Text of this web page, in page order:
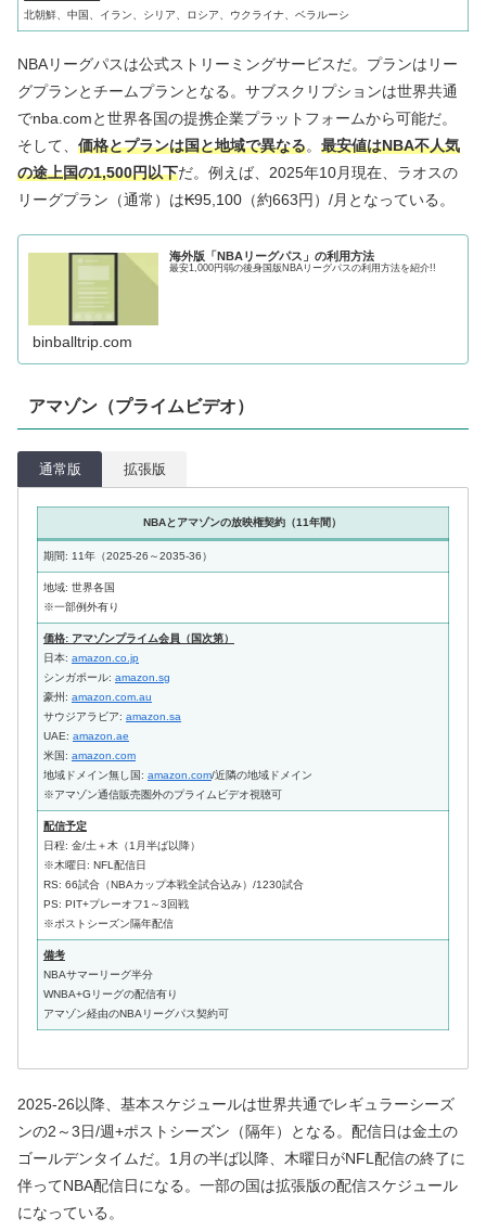
北朝鮮、中国、イラン、シリア、ロシア、ウクライナ、ベラルーシ
NBAリーグパスは公式ストリーミングサービスだ。プランはリー
グプランとチームプランとなる。サブスクリプションは世界共通
でnba.comと世界各国の提携企業プラットフォームから可能だ。
そして、 価格とプランは国と地域で異なる。 最安値はNBA不人気
の途上国の1,500円以下だ。例えば、2025年10月現在、ラオスの
リーグプラン（通常）は₭95,100（約663円）/月となっている。
海外版「NBAリーグパス」の利用方法
最安1,000円弱の後身国版NBAリーグパスの利用方法を紹介!!
binballtrip.com
アマゾン（プライムビデオ）
通常版 拡張版
NBAとアマゾンの放映権契約（11年間）
期間: 11年（2025-26～2035-36）
地域: 世界各国
※一部例外有り
価格: アマゾンプライム会員（国次第）
日本: amazon.co.jp
シンガポール: amazon.sg
豪州: amazon.com.au
サウジアラビア: amazon.sa
UAE: amazon.ae
米国: amazon.com
地域ドメイン無し国: amazon.com/近隣の地域ドメイン
※アマゾン通信販売圏外のプライムビデオ視聴可
配信予定
日程: 金/土＋木（1月半ば以降）
※木曜日: NFL配信日
RS: 66試合（NBAカップ本戦全試合込み）/1230試合
PS: PIT+プレーオフ1～3回戦
※ポストシーズン隔年配信
備考
NBAサマーリーグ半分
WNBA+Gリーグの配信有り
アマゾン経由のNBAリーグパス契約可
2025-26以降、基本スケジュールは世界共通でレギュラーシーズ
ンの2～3日/週+ポストシーズン（隔年）となる。配信日は金土の
ゴールデンタイムだ。1月の半ば以降、木曜日がNFL配信の終了に
伴ってNBA配信日になる。一部の国は拡張版の配信スケジュール
になっている。